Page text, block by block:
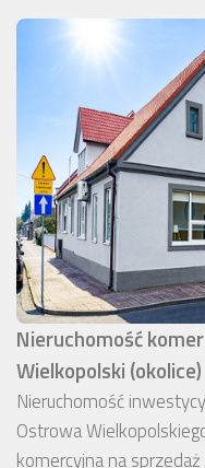
Nieruchomość
Wielkopolski (okolice)
Nieruchomość
Ostrowa
komercyjna na